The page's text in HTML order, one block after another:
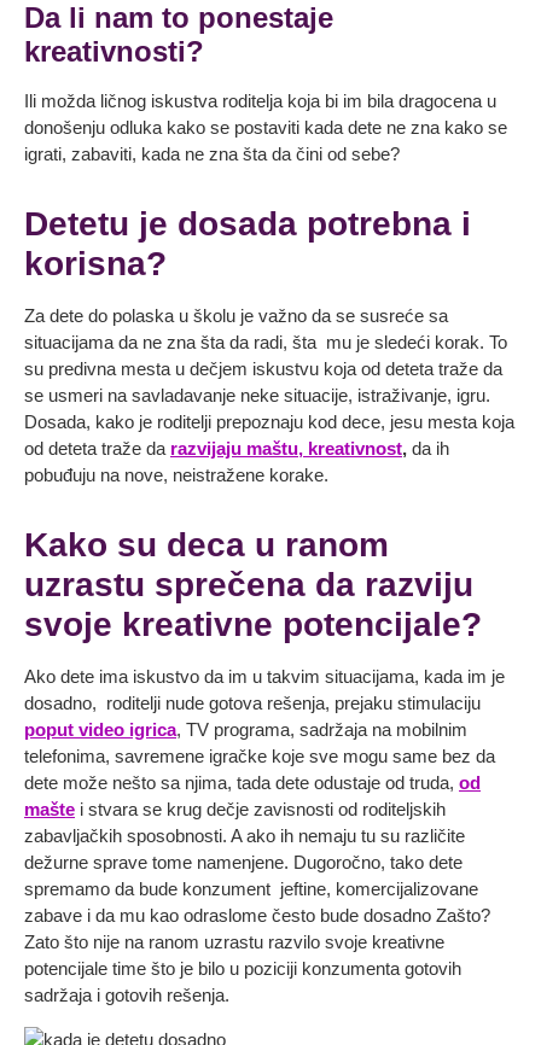
Da li nam to ponestaje
kreativnosti?
Ili možda ličnog iskustva roditelja koja bi im bila dragocena u
donošenju odluka kako se postaviti kada dete ne zna kako se
igrati, zabaviti, kada ne zna šta da čini od sebe?
Detetu je dosada potrebna i
korisna?
Za dete do polaska u školu je važno da se susreće sa
situacijama da ne zna šta da radi, šta mu je sledeći korak. To
su predivna mesta u dečjem iskustvu koja od deteta traže da
se usmeri na savladavanje neke situacije, istraživanje, igru.
Dosada, kako je roditelji prepoznaju kod dece, jesu mesta koja
od deteta traže da razvijaju maštu, kreativnost, da ih
pobuđuju na nove, neistražene korake.
Kako su deca u ranom
uzrastu sprečena da razviju
svoje kreativne potencijale?
Ako dete ima iskustvo da im u takvim situacijama, kada im je
dosadno, roditelji nude gotova rešenja, prejaku stimulaciju
poput video igrica, TV programa, sadržaja na mobilnim
telefonima, savremene igračke koje sve mogu same bez da
dete može nešto sa njima, tada dete odustaje od truda, od
mašte i stvara se krug dečje zavisnosti od roditeljskih
zabavljačkih sposobnosti. A ako ih nemaju tu su različite
dežurne sprave tome namenjene. Dugoročno, tako dete
spremamo da bude konzument jeftine, komercijalizovane
zabave i da mu kao odraslome često bude dosadno Zašto?
Zato što nije na ranom uzrastu razvilo svoje kreativne
potencijale time što je bilo u poziciji konzumenta gotovih
sadržaja i gotovih rešenja.